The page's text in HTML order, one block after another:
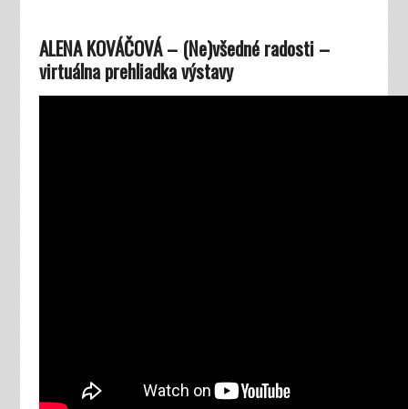
ALENA KOVÁČOVÁ – (Ne)všedné radosti –
virtuálna prehliadka výstavy